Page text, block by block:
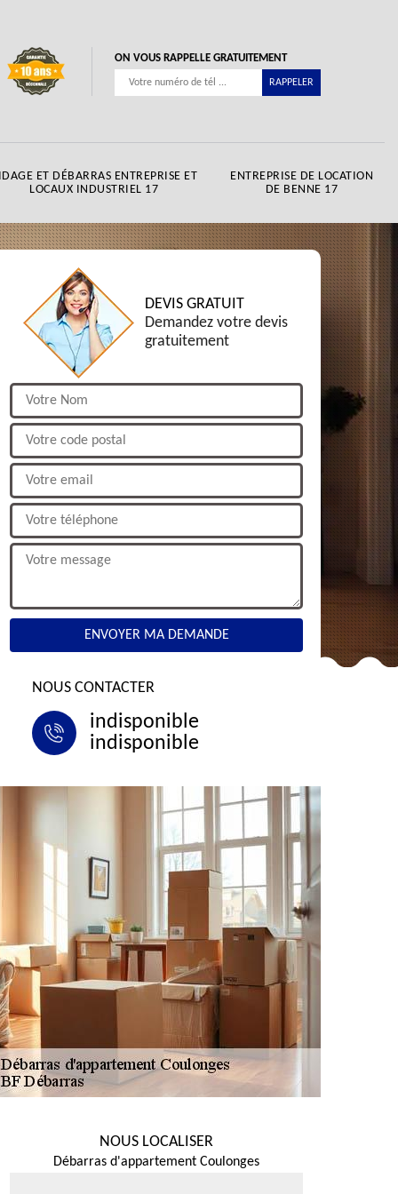
ON VOUS RAPPELLE GRATUITEMENT
ET DÉBARRAS ENTREPRISE ET
LOCAUX INDUSTRIEL 17
ENTREPRISE DE LOCATION
DE BENNE 17
DEVIS GRATUIT
Demandez votre devis
gratuitement
NOUS CONTACTER
indisponible
indisponible
NOUS LOCALISER
Débarras d'appartement Coulonges